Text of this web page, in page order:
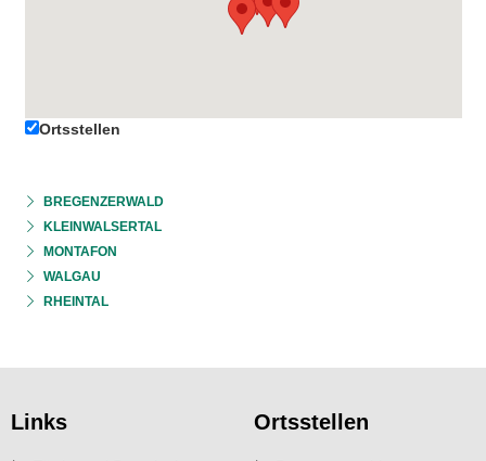
Ortsstellen
BREGENZERWALD
KLEINWALSERTAL
MONTAFON
WALGAU
RHEINTAL
Links Ortsstellen